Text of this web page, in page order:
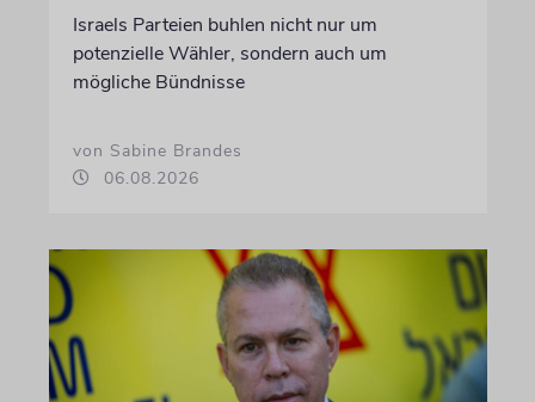
Israels Parteien buhlen nicht nur um
potenzielle Wähler, sondern auch um
mögliche Bündnisse
von Sabine Brandes
06.08.2026